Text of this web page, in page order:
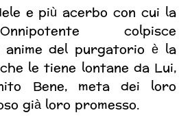
e più acerbo con cui la
colpisce
del purgatorio è la
le tiene lontane da Lui,
Bene, meta dei loro
già loro promesso.